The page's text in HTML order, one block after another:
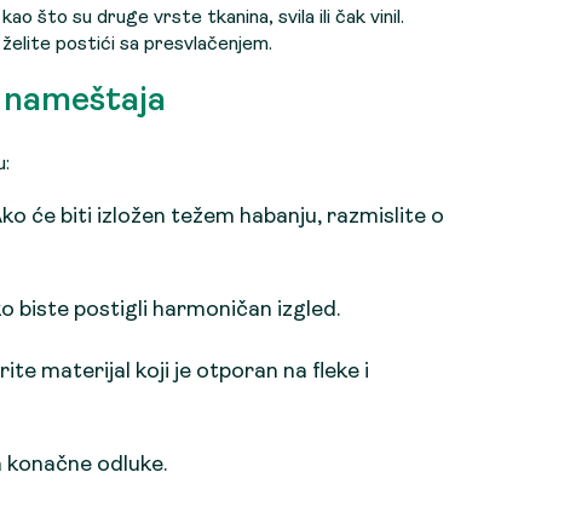
što su druge vrste tkanina, svila ili čak vinil.
postići sa presvlačenjem.
će biti izložen težem habanju, razmislite o
biste postigli harmoničan izgled.
materijal koji je otporan na fleke i
odluke.